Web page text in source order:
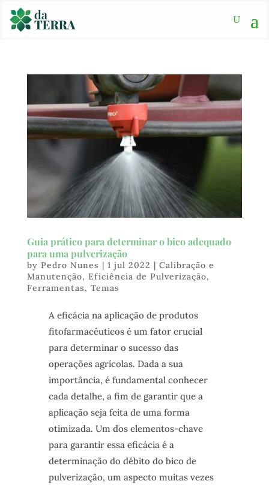
Guia prático para determinar o bico adequado
para uma pulverização
by Pedro Nunes | 1 jul 2022 | Calibração e
Manutenção, Eficiência de Pulverização,
Ferramentas, Temas
A eficácia na aplicação de produtos
fitofarmacêuticos é um fator crucial
para determinar o sucesso das
operações agrícolas. Dada a sua
importância, é fundamental conhecer
cada detalhe, a fim de garantir que a
aplicação seja feita de uma forma
otimizada. Um dos elementos-chave
para garantir essa eficácia é a
determinação do débito do bico de
pulverização, um aspecto muitas vezes